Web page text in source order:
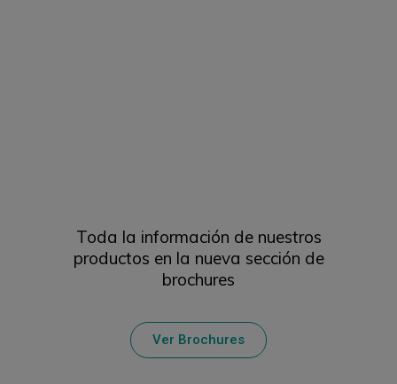
Toda la información de nuestros
productos en la nueva sección de
brochures
Ver Brochures